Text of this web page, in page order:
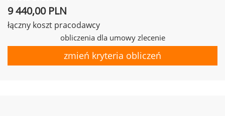
9 440,00 PLN
łączny koszt pracodawcy
obliczenia dla umowy zlecenie
zmień kryteria obliczeń